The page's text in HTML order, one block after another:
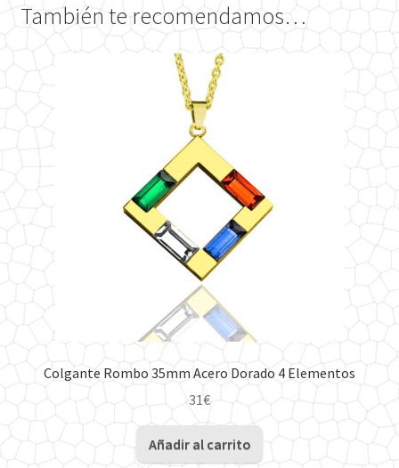
También te recomendamos…
Colgante Rombo 35mm Acero Dorado 4 Elementos
31€
Añadir al carrito